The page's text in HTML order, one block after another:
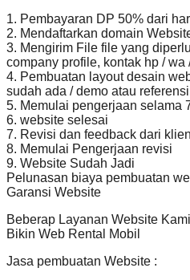
1. Pembayaran DP 50% dari
2. Mendaftarkan domain
3. Mengirim File file yang
company profile, kontak hp /
4. Pembuatan layout desain
sudah ada / demo atau
5. Memulai pengerjaan selama
6. website selesai
7. Revisi dan feedback dari klien
8. Memulai Pengerjaan revisi
9. Website Sudah Jadi
Pelunasan biaya pembuatan
Garansi Website
Beberap Layanan Website
Bikin Web Rental Mobil
Jasa pembuatan Website :